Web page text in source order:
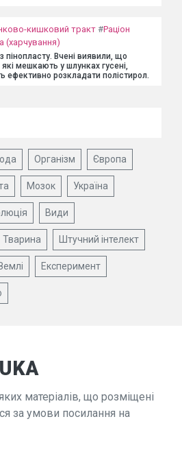
кишковий тракт#Раціон
(харчування)
пінопласту. Вчені виявили, що
які мешкають у шлунках гусені,
ефективно розкладати полістирол.
Організм Європа
Мозок Україна
Види
Тварина Штучний інтелект
Експеримент
матеріалів, що розміщені
за умови посилання на